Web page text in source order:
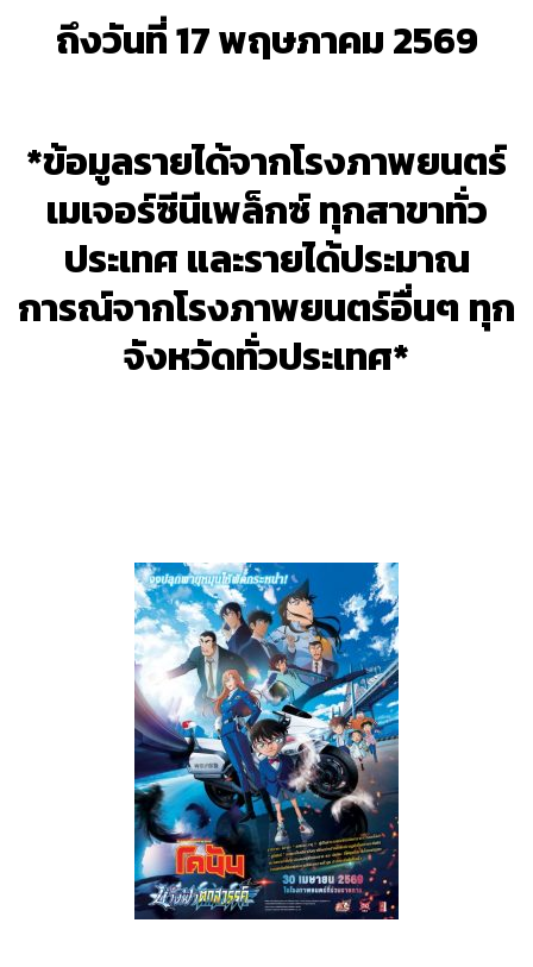
ถึงวันที่ 17 พฤษภาคม 2569
*ข้อมูลรายได้จากโรงภาพยนตร์
เมเจอร์ซีนีเพล็กซ์ ทุกสาขาทั่ว
ประเทศ และรายได้ประมาณ
การณ์จากโรงภาพยนตร์อื่นๆ ทุก
จังหวัดทั่วประเทศ*